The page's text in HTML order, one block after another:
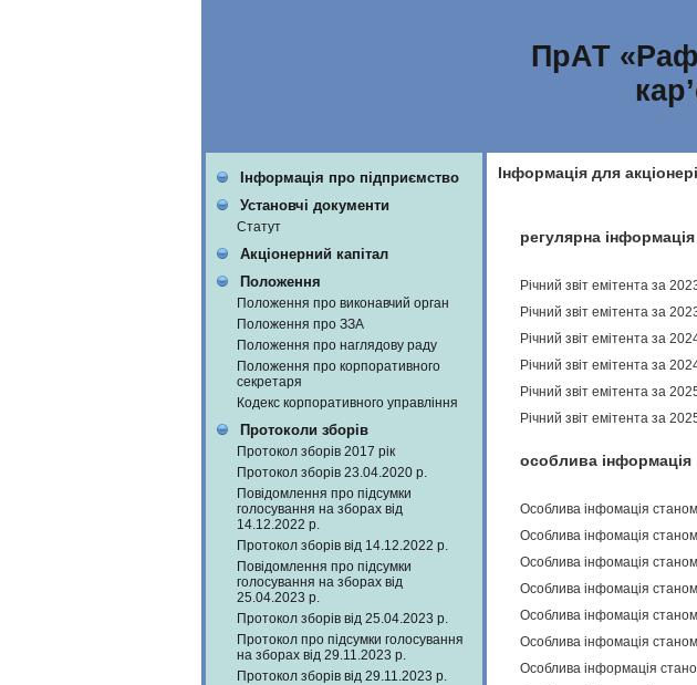
ПрАТ
Інформація про підприємство
Установчі документи
Статут
Акціонерний капітал
Положення
Положення про виконавчий орган
Положення про ЗЗА
Положення про наглядову раду
Положення про корпоративного
секретаря
Кодекс корпоративного управління
Протоколи зборів
Протокол зборів 2017 рік
Протокол зборів 23.04.2020 р.
Повідомлення про підсумки
голосування на зборах від
14.12.2022 р.
Протокол зборів від 14.12.2022 р.
Повідомлення про підсумки
голосування на зборах від
25.04.2023 р.
Протокол зборів від 25.04.2023 р.
Протокол про підсумки голосування
на зборах від 29.11.2023 р.
Протокол зборів від 29.11.2023 р.
Інформація для
регулярна інформація
Річний звіт емітента за
Річний звіт емітента за
Річний звіт емітента за
Річний звіт емітента за
Річний звіт емітента за
Річний звіт емітента за
особлива інформація
Особлива інфомація
Особлива інфомація
Особлива інфомація
Особлива інфомація
Особлива інфомація
Особлива інфомація
Особлива інформація